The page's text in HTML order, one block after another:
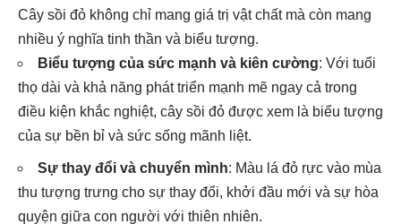
Cây sồi đỏ không chỉ mang giá trị vật chất mà còn mang
nhiều ý nghĩa tinh thần và biểu tượng.
Biểu tượng của sức mạnh và kiên cường: Với tuổi
thọ dài và khả năng phát triển mạnh mẽ ngay cả trong
điều kiện khắc nghiệt, cây sồi đỏ được xem là biểu tượng
của sự bền bỉ và sức sống mãnh liệt.
Sự thay đổi và chuyển mình: Màu lá đỏ rực vào mùa
thu tượng trưng cho sự thay đổi, khởi đầu mới và sự hòa
quyện giữa con người với thiên nhiên.